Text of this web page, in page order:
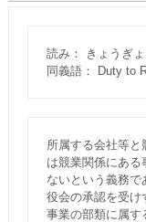
読み： きょうぎ
同義語： Duty to
所属する会社等と
は競業関係にある
ないという義務
役会の承認を受け
事業の部類に属す